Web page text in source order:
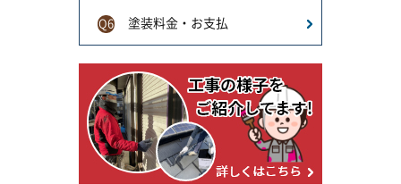
Q6 塗装料金・お支払